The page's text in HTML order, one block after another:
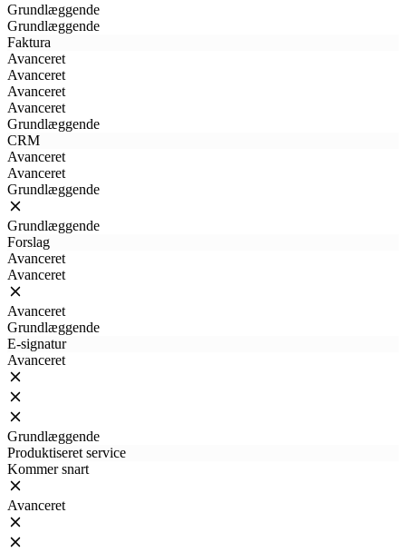
Grundlæggende
Grundlæggende
Faktura
Avanceret
Avanceret
Avanceret
Avanceret
Grundlæggende
CRM
Avanceret
Avanceret
Grundlæggende
Grundlæggende
Forslag
Avanceret
Avanceret
Avanceret
Grundlæggende
E-signatur
Avanceret
Grundlæggende
Produktiseret service
Kommer snart
Avanceret